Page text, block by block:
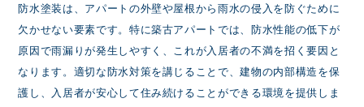
防水塗装は、アパートの外壁や屋根から雨水の侵入を防ぐために
欠かせない要素です。特に築古アパートでは、防水性能の低下が
原因で雨漏りが発生しやすく、これが入居者の不満を招く要因と
なります。適切な防水対策を講じることで、建物の内部構造を保
護し、入居者が安心して住み続けることができる環境を提供しま